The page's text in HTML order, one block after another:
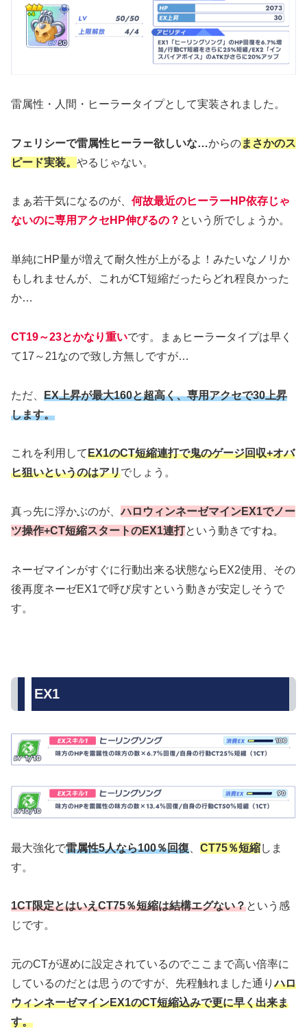
雷属性・人間・ヒーラータイプとして実装されました。
フェリシーで雷属性ヒーラー欲しいな…からのまさかのス
ピード実装。 やるじゃない。
まぁ若干気になるのが、 何故最近のヒーラーHP依存じゃ
ないのに専用アクセHP伸びるの？ という所でしょうか。
単純にHP量が増えて耐久性が上がるよ！みたいなノリか
もしれませんが、これがCT短縮だったらどれ程良かった
か…
CT19～23とかなり重いです。まぁヒーラータイプは早く
て17～21なので致し方無しですが…
ただ、 EX上昇が最大160と超高く、専用アクセで30上昇
します。
これを利用してEX1のCT短縮連打で鬼のゲージ回収+オバ
ヒ狙いというのはアリでしょう。
真っ先に浮かぶのが、ハロウィンネーゼマインEX1でノー
ツ操作+CT短縮スタートのEX1連打という動きですね。
ネーゼマインがすぐに行動出来る状態ならEX2使用、その
後再度ネーゼEX1で呼び戻すという動きが安定しそうで
す。
EX1
最大強化で雷属性5人なら100％回復 CT75％短縮しま
す。
1CT限定とはいえCT75％短縮は結構エグない？という感
じです。
元のCTが遅めに設定されているのでここまで高い倍率に
しているのだとは思うのですが、先程触れました通りハロ
ウィンネーゼマインEX1のCT短縮込みで更に早く出来ま
す。